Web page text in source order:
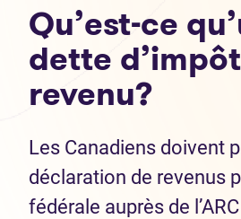
Qu’est-ce
dette
revenu?
Les Canadiens doivent
déclaration de revenus
fédérale auprès de